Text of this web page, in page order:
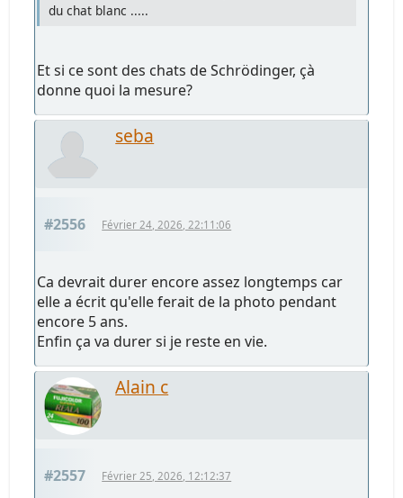
du chat blanc .....
Et si ce sont des chats de Schrödinger, çà
donne quoi la mesure?
seba
#2556 Février 24, 2026, 22:11:06
Ca devrait durer encore assez longtemps car
elle a écrit qu'elle ferait de la photo pendant
encore 5 ans.
Enfin ça va durer si je reste en vie.
Alain c
#2557 Février 25, 2026, 12:12:37